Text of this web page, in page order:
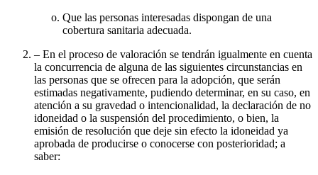
Que las personas interesadas dispongan de una
cobertura sanitaria adecuada.
– En el proceso de valoración se tendrán igualmente en cuenta
la concurrencia de alguna de las siguientes circunstancias en
las personas que se ofrecen para la adopción, que serán
estimadas negativamente, pudiendo determinar, en su caso, en
atención a su gravedad o intencionalidad, la declaración de no
idoneidad o la suspensión del procedimiento, o bien, la
emisión de resolución que deje sin efecto la idoneidad ya
aprobada de producirse o conocerse con posterioridad; a
saber: